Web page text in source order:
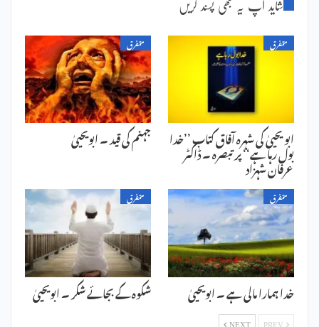
شاید آپ یہ بھی پسند کریں
متفرق
ابو یحییٰ کی شہرہ آفاق کتاب ’’خدا
بول رہا ہے‘‘ پر تبصرہ ۔ ڈاکٹر
عرفان شہزاد
متفرق
جہنم کی قید ۔ ابویحییٰ
متفرق
خدا ہمارا مالی ہے ۔ ابویحییٰ
متفرق
شکوہ کے بجائے شکر ۔ ابویحییٰ
NEXT